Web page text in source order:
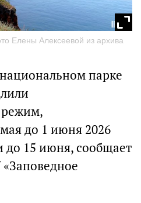
Елены Алексеевой из архива
парке
до 1 июня 2026
до 15 июня, сообщает